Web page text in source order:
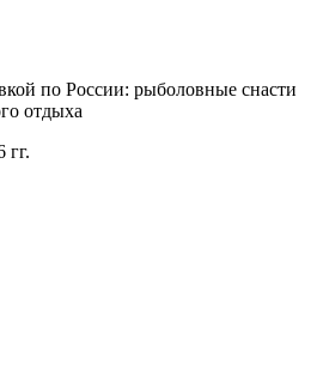
по России: рыболовные снасти
отдыха
гг.